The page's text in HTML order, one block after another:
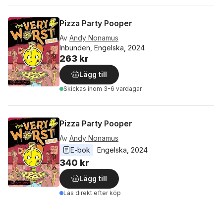
Pizza Party Pooper
Av Andy Nonamus
Inbunden, Engelska, 2024
263 kr
Lägg till
Skickas inom 3-6 vardagar
Pizza Party Pooper
Av Andy Nonamus
E-bok
Engelska 2024
340 kr
Lägg till
Läs direkt efter köp